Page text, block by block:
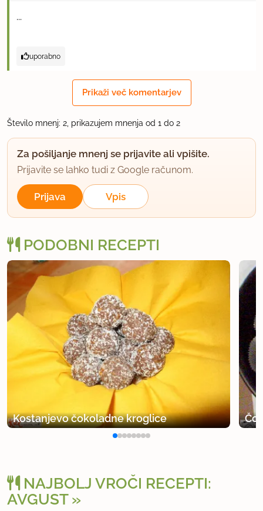
...
uporabno
Prikaži več komentarjev
Število mnenj: 2, prikazujem mnenja od 1 do 2
Za pošiljanje mnenj se prijavite ali vpišite.
Prijavite se lahko tudi z Google računom.
Prijava Vpis
PODOBNI RECEPTI
Kostanjevo čokoladne kroglice
NAJBOLJ VROČI RECEPTI:
AVGUST